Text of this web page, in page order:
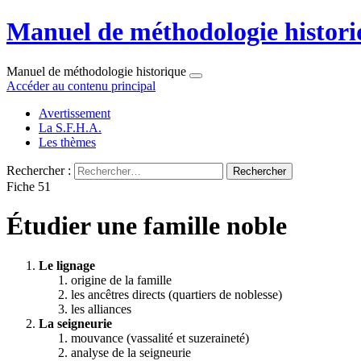
Manuel de méthodologie
Manuel de méthodologie historique
Accéder au contenu principal
Avertissement
La S.F.H.A.
Les thèmes
Rechercher :
Fiche 51
Étudier une famille noble
Le lignage
origine de la famille
les ancêtres directs (quartiers de noblesse)
les alliances
La seigneurie
mouvance (vassalité et suzeraineté)
analyse de la seigneurie